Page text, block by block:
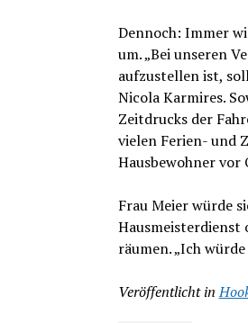
Dennoch: Immer
um. „Bei unseren
aufzustellen ist,
Nicola Karmires.
Zeitdrucks der
vielen Ferien- und
Hausbewohner
Frau Meier würde
Hausmeisterdienst
räumen. „Ich
Veröffentlicht in